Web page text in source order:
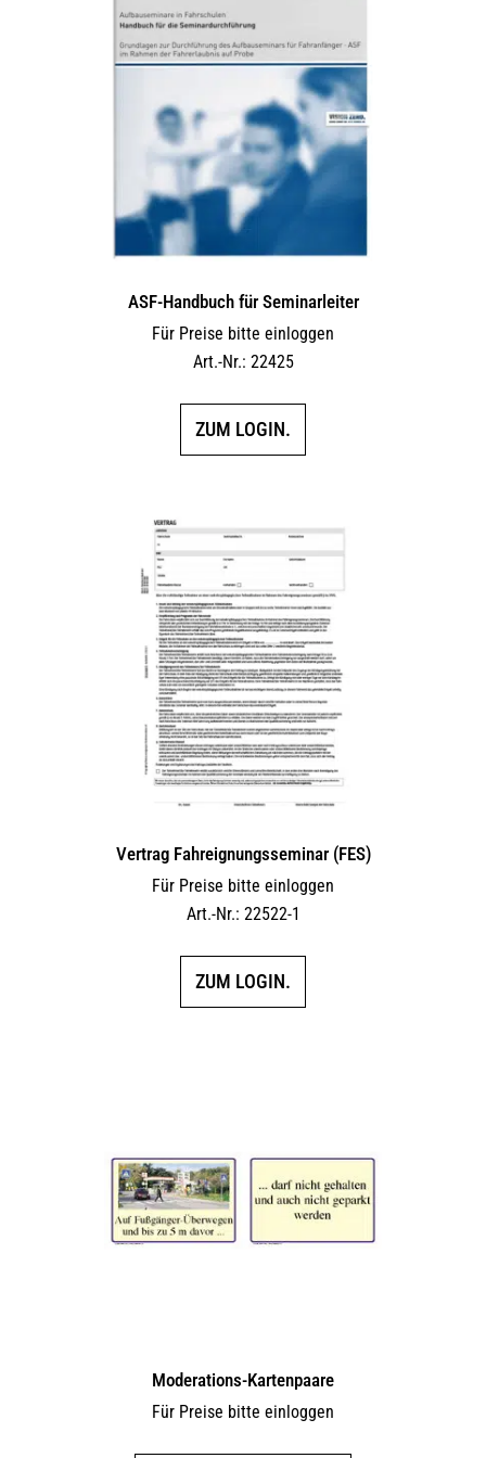
ASF-Handbuch für Seminarleiter
Für Preise bitte einloggen
Art.-Nr.: 22425
ZUM LOGIN.
Vertrag Fahreignungsseminar (FES)
Für Preise bitte einloggen
Art.-Nr.: 22522-1
ZUM LOGIN.
Moderations-Kartenpaare
Für Preise bitte einloggen